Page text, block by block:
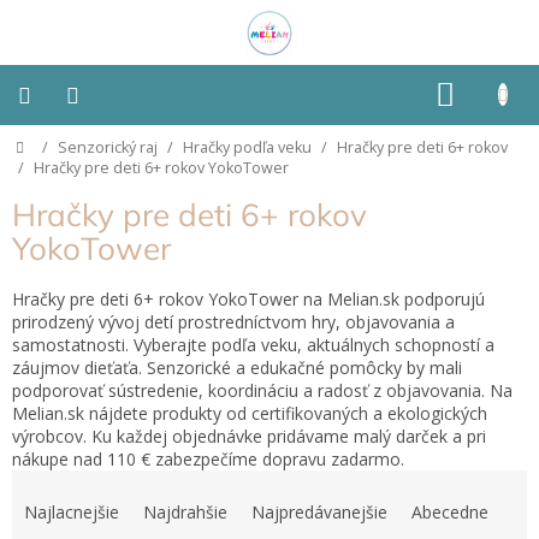
KOŠÍK
Montessori
Detská
izba
Senzorické
pomôcky
Hračky
podľa
typu
Hračky
vlastností
Domov
/ Senzorický raj / Hračky podľa veku / Hračky pre deti 6+ rokov
/ Hračky pre deti 6+ rokov YokoTower
Hračky pre deti 6+ rokov
YokoTower
Hračky pre deti 6+ rokov YokoTower na Melian.sk podporujú
prirodzený vývoj detí prostredníctvom hry, objavovania a
samostatnosti. Vyberajte podľa veku, aktuálnych schopností a
záujmov dieťaťa. Senzorické a edukačné pomôcky by mali
podporovať sústredenie, koordináciu a radosť z objavovania. Na
Melian.sk nájdete produkty od certifikovaných a ekologických
výrobcov. Ku každej objednávke pridávame malý darček a pri
nákupe nad 110 € zabezpečíme dopravu zadarmo.
Najlacnejšie Najdrahšie Najpredávanejšie Abecedne